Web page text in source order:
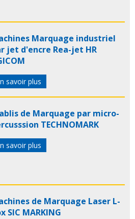
Marquage industriel
jet d'encre Rea-jet HR
savoir plus
de Marquage par micro-
TECHNOMARK
savoir plus
de Marquage Laser L-
SIC MARKING